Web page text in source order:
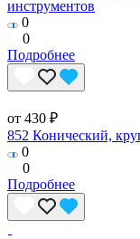
инструментов
0
0
Подробнее
от 430 ₽
852 Конический,
0
0
Подробнее